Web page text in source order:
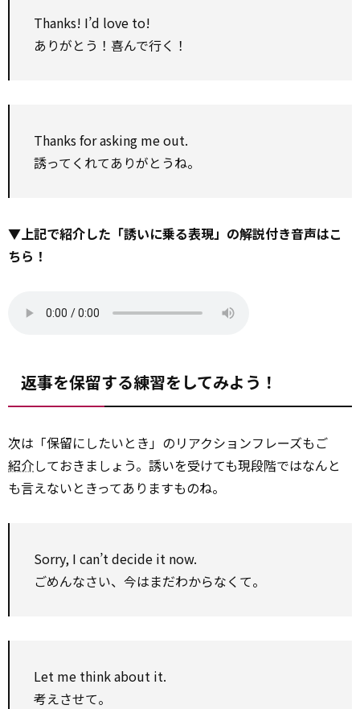
Thanks! I’d love to!
ありがとう！喜んで行く！
Thanks for asking me out.
誘ってくれてありがとうね。
▼上記で紹介した「誘いに乗る表現」の解説付き音声はこ
ちら！
返事を保留する練習をしてみよう！
次は「保留にしたいとき」のリアクションフレーズもご
紹介しておきましょう。誘いを受けても現段階ではなんと
も言えないときってありますものね。
Sorry, I can’t decide it now.
ごめんなさい、今はまだわからなくて。
Let me think about it.
考えさせて。